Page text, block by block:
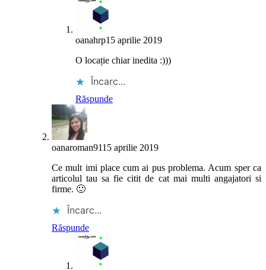
oanahrp15 aprilie 2019
O locație chiar inedita :)))
Încarc...
Răspunde
oanaroman9115 aprilie 2019
Ce mult imi place cum ai pus problema. Acum sper ca
articolul tau sa fie citit de cat mai multi angajatori si
firme. 🙂
Încarc...
Răspunde